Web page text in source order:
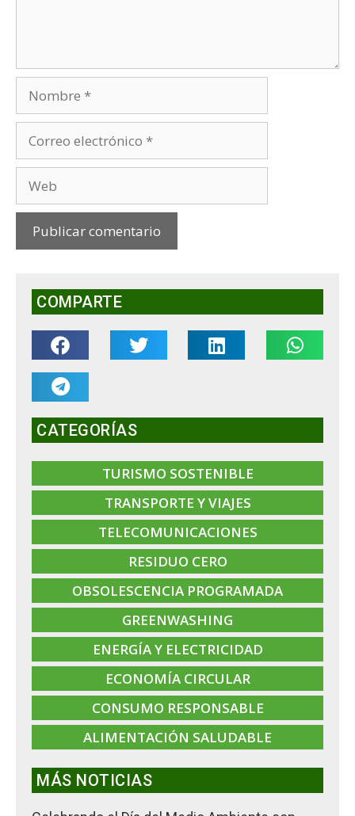
COMPARTE
CATEGORÍAS
TURISMO SOSTENIBLE
TRANSPORTE Y VIAJES
TELECOMUNICACIONES
RESIDUO CERO
OBSOLESCENCIA PROGRAMADA
GREENWASHING
ENERGÍA Y ELECTRICIDAD
ECONOMÍA CIRCULAR
CONSUMO RESPONSABLE
ALIMENTACIÓN SALUDABLE
MÁS NOTICIAS